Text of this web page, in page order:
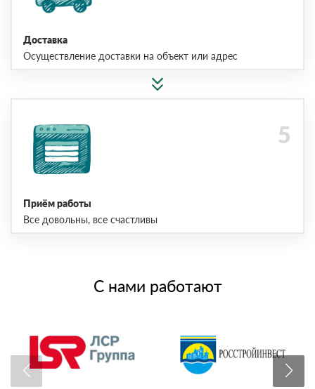
Доставка
Осуществление доставки на объект или адрес
Приём работы
Все довольны, все счастливы
С нами работают